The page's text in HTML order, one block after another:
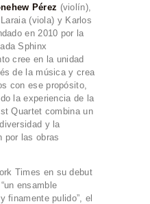
Pérez (violín),
(viola) y Karlos
en 2010 por la
Sphinx
cree en la unidad
de la música y crea
con ese propósito,
la experiencia de la
Quartet combina un
y la
por las obras
Times en su debut
ensamble
finamente pulido”, el